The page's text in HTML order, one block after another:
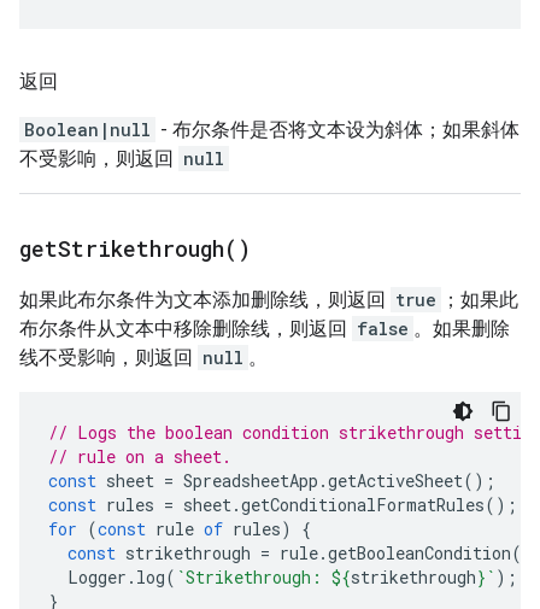
返回
Boolean|null - 布尔条件是否将文本设为斜体；如果斜体
不受影响，则返回 null
getStrikethrough( )
如果此布尔条件为文本添加删除线，则返回 true
；如果此
布尔条件从文本中移除删除线，则返回 false 。如果删除
线不受影响，则返回 null 。
// Logs the boolean condition strikethrough
// rule on a sheet.
const sheet = SpreadsheetApp .getActiveSheet();
const rules = sheet.getConditionalFormatRules();
for (const rule of rules)
{
const strikethrough = rule.getBooleanCondition
Logger . log( `Strikethrough: ${strikethrough} ` );
}